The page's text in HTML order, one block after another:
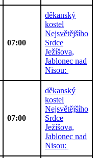
07:00
děkanský
kostel
Nejsvětějšího
Srdce
Ježíšova,
Jablonec nad
Nisou:
07:00
děkanský
kostel
Nejsvětějšího
Srdce
Ježíšova,
Jablonec nad
Nisou: